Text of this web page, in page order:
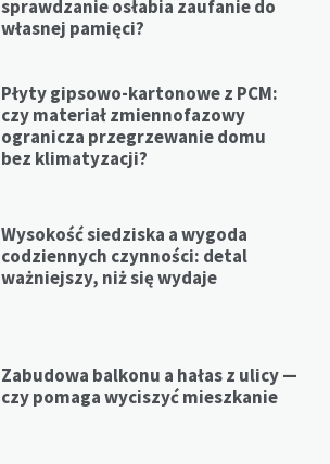
sprawdzanie osłabia zaufanie do
własnej pamięci?
Płyty gipsowo-kartonowe z PCM:
czy materiał zmiennofazowy
ogranicza przegrzewanie domu
bez klimatyzacji?
Wysokość siedziska a wygoda
codziennych czynności: detal
ważniejszy, niż się wydaje
Zabudowa balkonu a hałas z ulicy —
czy pomaga wyciszyć mieszkanie